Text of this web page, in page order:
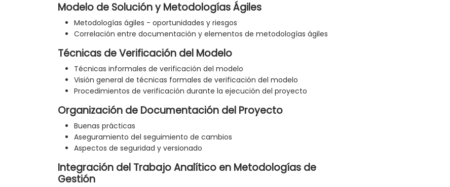
Modelo de Solución y Metodologías Ágiles
Metodologías ágiles - oportunidades y riesgos
Correlación entre documentación y elementos de metodologías ágiles
Técnicas de Verificación del Modelo
Técnicas informales de verificación del modelo
Visión general de técnicas formales de verificación del modelo
Procedimientos de verificación durante la ejecución del proyecto
Organización de Documentación del Proyecto
Buenas prácticas
Aseguramiento del seguimiento de cambios
Aspectos de seguridad y versionado
Integración del Trabajo Analítico en Metodologías de
Gestión